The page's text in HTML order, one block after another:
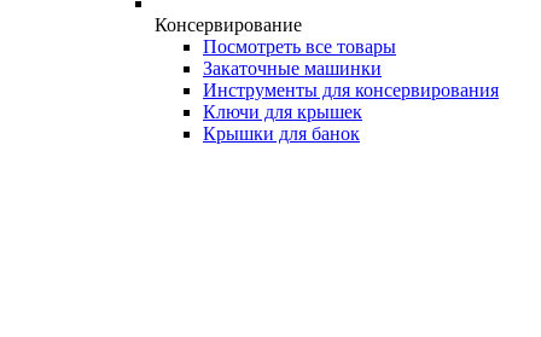
Консервирование
Посмотреть все товары
Закаточные машинки
Инструменты для консервирования
Ключи для крышек
Крышки для банок